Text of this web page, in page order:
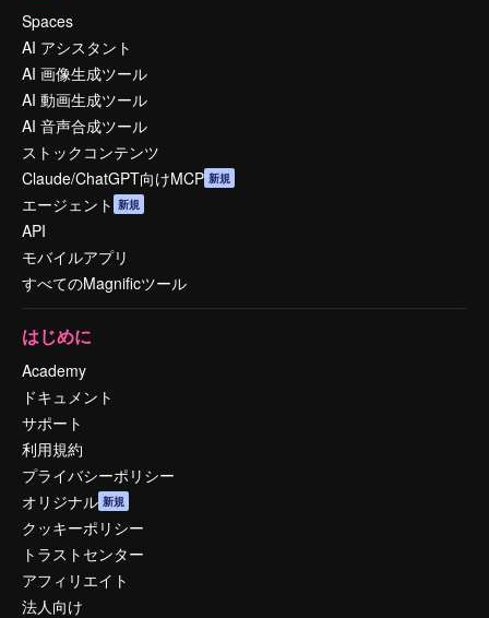
Spaces
AI アシスタント
AI 画像生成ツール
AI 動画生成ツール
AI 音声合成ツール
ストックコンテンツ
Claude/ChatGPT向けMCP 新規
エージェント 新規
API
モバイルアプリ
すべてのMagnificツール
はじめに
Academy
ドキュメント
サポート
利用規約
プライバシーポリシー
オリジナル 新規
クッキーポリシー
トラストセンター
アフィリエイト
法人向け